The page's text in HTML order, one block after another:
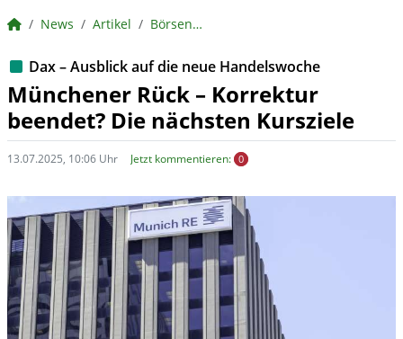
BörsenNEWS.de
News Artikel BörsenNEWS.de
Dax – Ausblick auf die neue Handelswoche
Münchener Rück – Korrektur
beendet? Die nächsten Kursziele
13.07.2025, 10:06 Uhr Jetzt kommentieren: 0